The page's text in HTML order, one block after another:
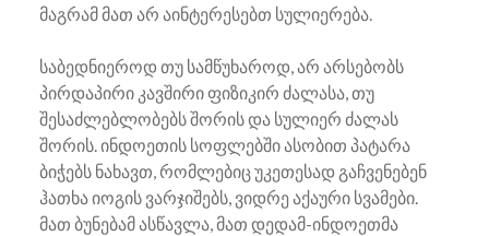
მაგრამ მათ არ აინტერესებთ სულიერება.
საბედნიეროდ თუ სამწუხაროდ, არ არსებობს
პირდაპირი კავშირი ფიზიკირ ძალასა, თუ
შესაძლებლობებს შორის და სულიერ ძალას
შორის. ინდოეთის სოფლებში ასობით პატარა
ბიჭებს ნახავთ, რომლებიც უკეთესად გაჩვენებენ
ჰათხა იოგის ვარჯიშებს, ვიდრე აქაური სვამები.
მათ ბუნებამ ასწავლა, მათ დედამ-ინდოეთმა